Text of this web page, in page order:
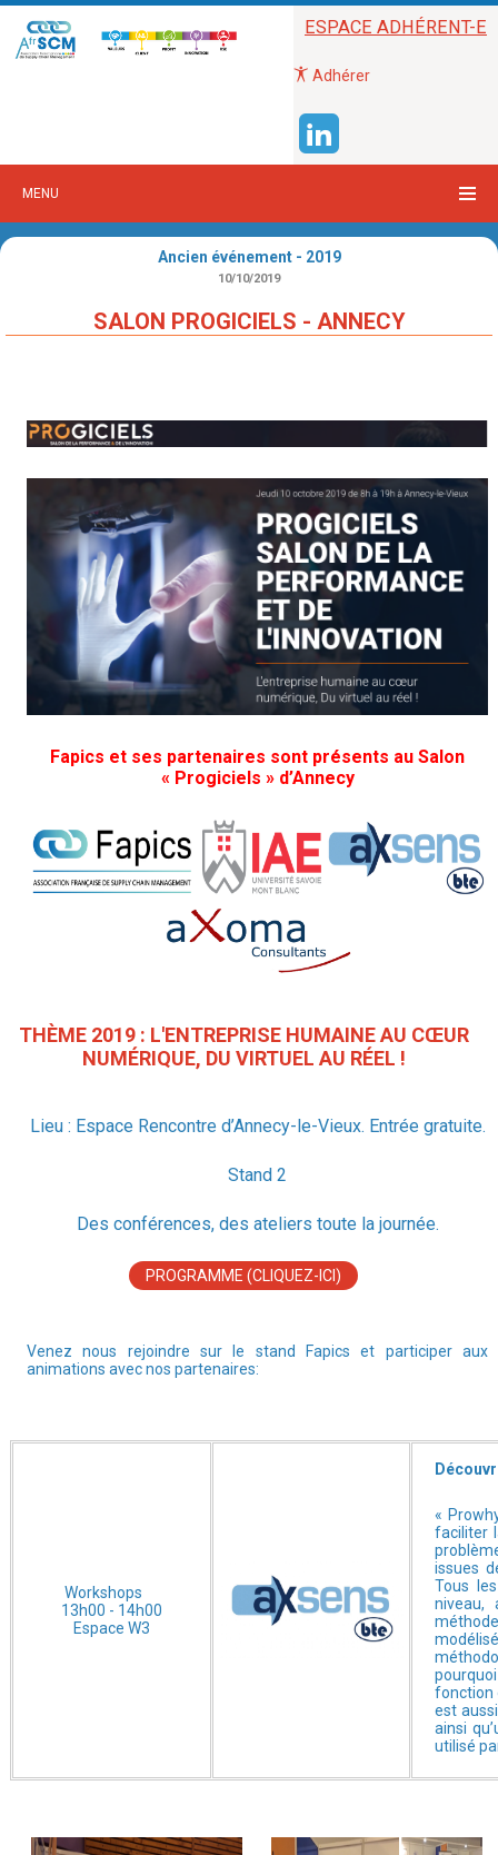
ESPACE ADHÉRENT-E
Adhérer
MENU
Ancien événement - 2019
10/10/2019
SALON PROGICIELS - ANNECY
Fapics et ses partenaires sont présents au Salon
« Progiciels » d’Annecy
THÈME 2019 : L'ENTREPRISE HUMAINE AU CŒUR
NUMÉRIQUE, DU VIRTUEL AU RÉEL !
Lieu : Espace Rencontre d’Annecy-le-Vieux. Entrée gratuite.
Stand 2
Des conférences, des ateliers toute la journée.
PROGRAMME (CLIQUEZ-ICI)
Venez nous rejoindre sur le stand Fapics et participer aux
animations avec nos partenaires:
Workshops
13h00 - 14h00
Espace W3
«
faciliter
issues
Tous
niveau,
fonction
est
ainsi
utilisé